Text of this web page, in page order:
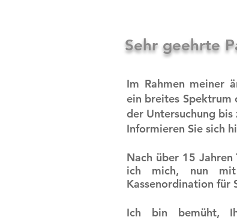
Sehr geehrte
Im Rahmen meiner
ein breites Spektrum
der Untersuchung bis
Informieren Sie sich
Nach über 15
ich mich, nun
Kassenordination für
Ich bin bemüht,